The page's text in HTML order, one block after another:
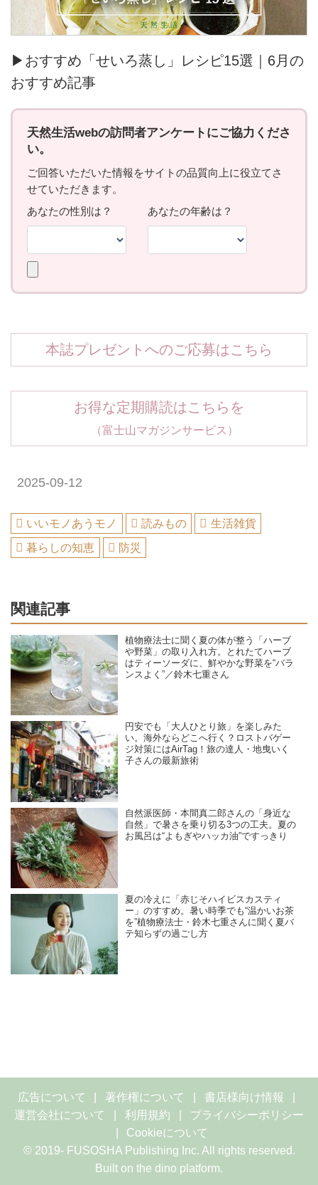
▶おすすめ「せいろ蒸し」レシピ15選｜6月の
おすすめ記事
本誌プレゼントへのご応募はこちら
お得な定期購読はこちらを
（富士山マガジンサービス）
2025-09-12
いいモノあうモノ 読みもの
生活雑貨
暮らしの知恵
防災
関連記事
植物療法士に聞く夏の体が整う「ハーブ
や野菜」の取り入れ方。とれたてハーブ
はティーソーダに、鮮やかな野菜を“バラ
ンスよく”／鈴木七重さん
円安でも「大人ひとり旅」を楽しみた
い。海外ならどこへ行く？ロストバゲー
ジ対策にはAirTag！旅の達人・地曳いく
子さんの最新旅術
自然派医師・本間真二郎さんの「身近な
自然」で暑さを乗り切る3つの工夫。夏の
お風呂は“よもぎやハッカ油”ですっきり
夏の冷えに「赤じそハイビスカスティ
ー」のすすめ。暑い時季でも“温かいお茶
を”植物療法士・鈴木七重さんに聞く夏バ
テ知らずの過ごし方
広告について 著作権について
書店様向け情報
運営会社について
利用規約
プライバシーポリシー
Cookieについて
© 2019- FUSOSHA Publishing Inc. All rights reserved.
Built on the dino platform.